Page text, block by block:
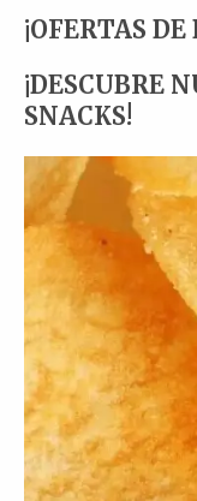
¡OFERTAS
¡DESCUBRE
SNACKS!